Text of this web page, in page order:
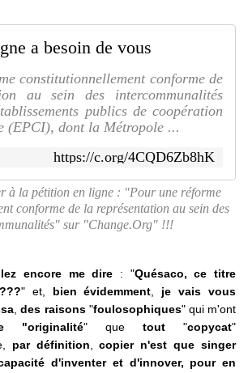
a besoin de vous
constitutionnellement conforme de
au sein des intercommunalités
publics de coopération
(EPCI), dont la Métropole ...
https://c.org/4CQD6Zb8hK
à la pétition en ligne : "Pour une réforme
conforme de la représentation au sein des
sur "Change.Org" !!!
encore me dire : "Quésaco, ce titre
" et, bien évidemment
je vais vous
,des raisons"foulosophiques" qui m'ont
"originalité" que tout "copycat"
par définition ,copier n'est que singer
d'inventer et d'innover, pour en